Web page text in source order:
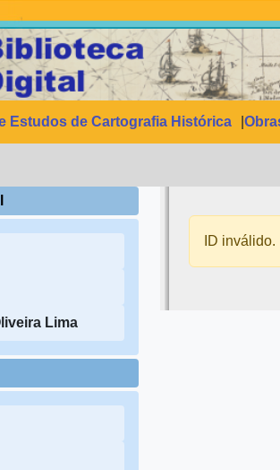
Estudos de Cartografia Histórica
Lima
ID inválido.